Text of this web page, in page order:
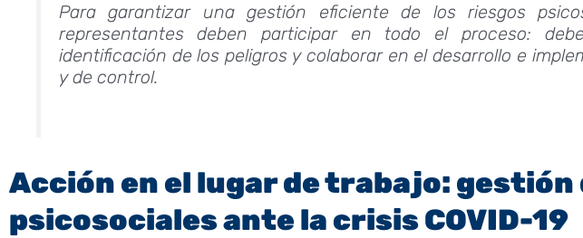
Para garantizar una gestión eficiente de los riesgos
representantes deben participar en todo el proceso:
identificación de los peligros y colaborar en el desarrollo e
y de control.
Acción en el lugar de trabajo: gestión
psicosociales ante la crisis COVID-19